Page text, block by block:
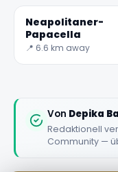
Neapolitaner-
Papacella
📍 6.6 km away
Von Depika
Redaktionell
Community —
★★★★★